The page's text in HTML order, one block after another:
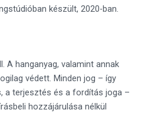
készült, 2020-ban.
A hanganyag, valamint annak
védett. Minden jog – így
a terjesztés és a fordítás joga –
hozzájárulása nélkül